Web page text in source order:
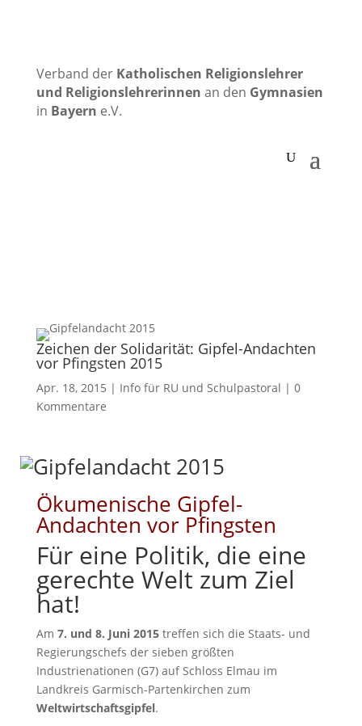
Verband der Katholischen Religionslehrer
und Religionslehrerinnen an den Gymnasien
in Bayern e.V.
Zeichen der Solidarität: Gipfel-Andachten
vor Pfingsten 2015
Apr. 18, 2015 | Info für RU und Schulpastoral | 0
Kommentare
Ökumenische Gipfel-
Andachten vor Pfingsten
Für eine Politik, die eine
gerechte Welt zum Ziel
hat!
Am 7. und 8. Juni 2015treffen sich die Staats- und
Regierungschefs der sieben größten
Industrienationen (G7) auf Schloss Elmau im
Landkreis Garmisch-Partenkirchen zum
Weltwirtschaftsgipfel.